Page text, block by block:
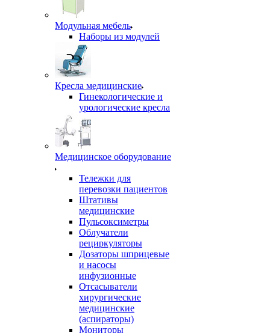
Модульная мебель
Наборы из модулей
Кресла медицинские
Гинекологические и
урологические кресла
Медицинское оборудование
Тележки для
перевозки пациентов
Штативы
медицинские
Пульсоксиметры
Облучатели
рециркуляторы
Дозаторы шприцевые
и насосы
инфузионные
Отсасыватели
хирургические
медицинские
(аспираторы)
Мониторы